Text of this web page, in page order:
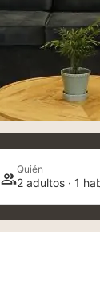
Quién
2 adultos · 1